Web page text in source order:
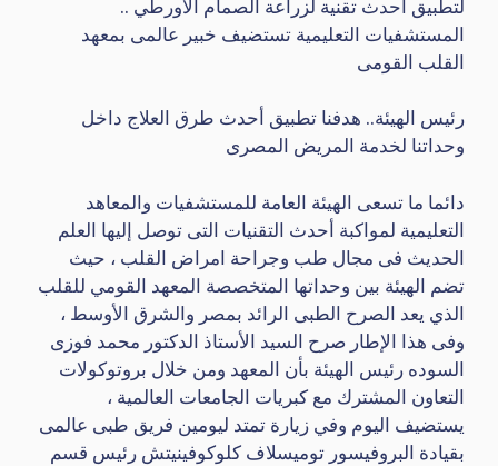
لتطبيق أحدث تقنية لزراعة الصمام الأورطي ..
المستشفيات التعليمية تستضيف خبير عالمى بمعهد
القلب القومى
رئيس الهيئة.. هدفنا تطبيق أحدث طرق العلاج داخل
وحداتنا لخدمة المريض المصرى
دائما ما تسعى الهيئة العامة للمستشفيات والمعاهد
التعليمية لمواكبة أحدث التقنيات التى توصل إليها العلم
الحديث فى مجال طب وجراحة امراض القلب ، حيث
تضم الهيئة بين وحداتها المتخصصة المعهد القومي للقلب
الذي يعد الصرح الطبى الرائد بمصر والشرق الأوسط ،
وفى هذا الإطار صرح السيد الأستاذ الدكتور محمد فوزى
السوده رئيس الهيئة بأن المعهد ومن خلال بروتوكولات
التعاون المشترك مع كبريات الجامعات العالمية ،
يستضيف اليوم وفي زيارة تمتد ليومين فريق طبى عالمى
بقيادة البروفيسور توميسلاف كلوكوفينيتش رئيس قسم